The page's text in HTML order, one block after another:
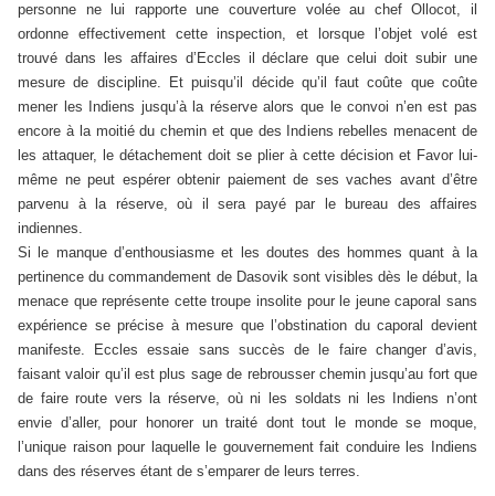
personne ne lui rapporte une couverture volée au chef Ollocot, il
ordonne effectivement cette inspection, et lorsque l’objet volé est
trouvé dans les affaires d’Eccles il déclare que celui doit subir une
mesure de discipline. Et puisqu’il décide qu’il faut coûte que coûte
mener les Indiens jusqu’à la réserve alors que le convoi n’en est pas
encore à la moitié du chemin et que des Indiens rebelles menacent de
les attaquer, le détachement doit se plier à cette décision et Favor lui-
même ne peut espérer obtenir paiement de ses vaches avant d’être
parvenu à la réserve, où il sera payé par le bureau des affaires
indiennes.
Si le manque d’enthousiasme et les doutes des hommes quant à la
pertinence du commandement de Dasovik sont visibles dès le début, la
menace que représente cette troupe insolite pour le jeune caporal sans
expérience se précise à mesure que l’obstination du caporal devient
manifeste. Eccles essaie sans succès de le faire changer d’avis,
faisant valoir qu’il est plus sage de rebrousser chemin jusqu’au fort que
de faire route vers la réserve, où ni les soldats ni les Indiens n’ont
envie d’aller, pour honorer un traité dont tout le monde se moque,
l’unique raison pour laquelle le gouvernement fait conduire les Indiens
dans des réserves étant de s’emparer de leurs terres.